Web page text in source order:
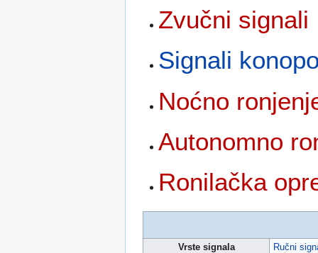
Zvučni signali
Signali
Noćno
Autonomno
Ronilačka
Vrste signala
Ručni